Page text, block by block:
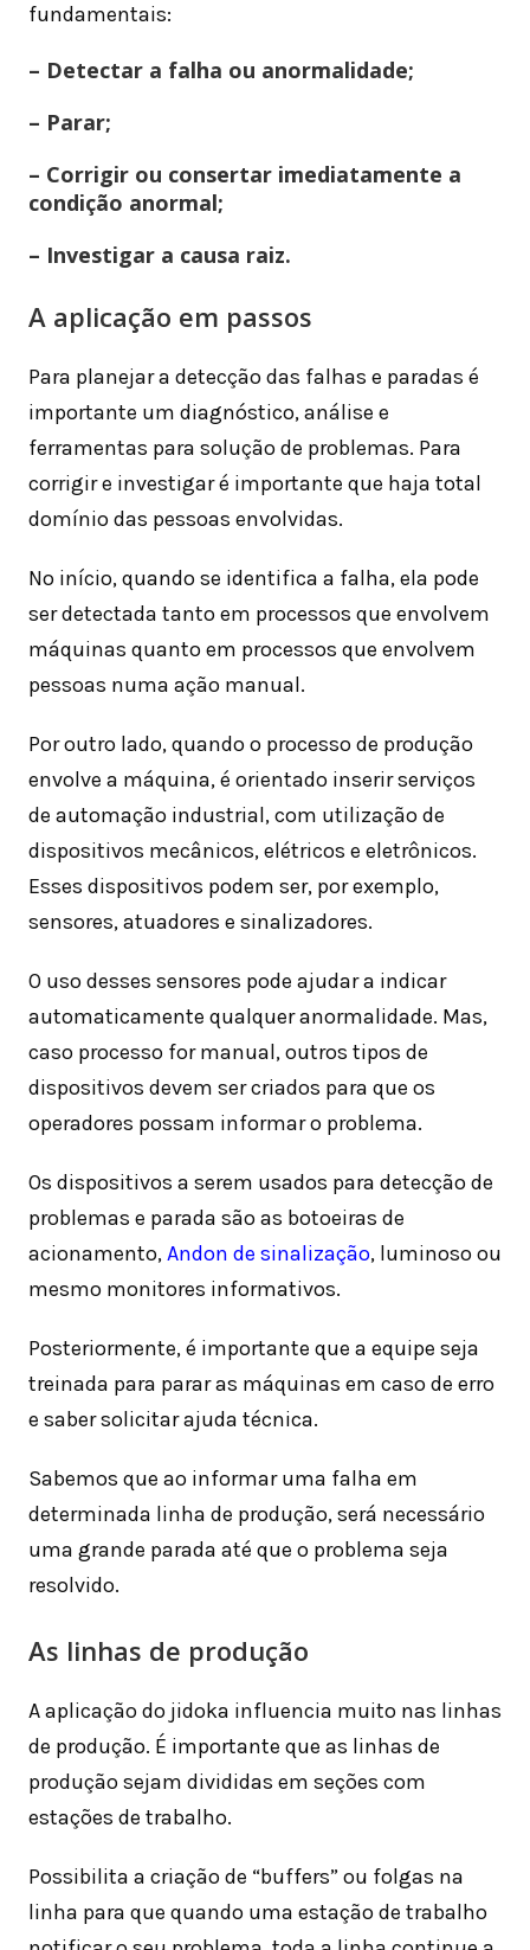
fundamentais:
– Detectar a falha ou anormalidade;
– Parar;
– Corrigir ou consertar imediatamente a
condição anormal;
– Investigar a causa raiz.
A aplicação em passos
Para planejar a detecção das falhas e paradas é
importante um diagnóstico, análise e
ferramentas para solução de problemas. Para
corrigir e investigar é importante que haja total
domínio das pessoas envolvidas.
No início, quando se identifica a falha, ela pode
ser detectada tanto em processos que envolvem
máquinas quanto em processos que envolvem
pessoas numa ação manual.
Por outro lado, quando o processo de produção
envolve a máquina, é orientado inserir serviços
de automação industrial, com utilização de
dispositivos mecânicos, elétricos e eletrônicos.
Esses dispositivos podem ser, por exemplo,
sensores, atuadores e sinalizadores.
O uso desses sensores pode ajudar a indicar
automaticamente qualquer anormalidade. Mas,
caso processo for manual, outros tipos de
dispositivos devem ser criados para que os
operadores possam informar o problema.
Os dispositivos a serem usados para detecção de
problemas e parada são as botoeiras de
acionamento,Andon de sinalização, luminoso ou
mesmo monitores informativos.
Posteriormente, é importante que a equipe seja
treinada para parar as máquinas em caso de erro
e saber solicitar ajuda técnica.
Sabemos que ao informar uma falha em
determinada linha de produção, será necessário
uma grande parada até que o problema seja
resolvido.
As linhas de produção
A aplicação do jidoka influencia muito nas linhas
de produção. É importante que as linhas de
produção sejam divididas em seções com
estações de trabalho.
Possibilita a criação de “buffers” ou folgas na
linha para que quando uma estação de trabalho